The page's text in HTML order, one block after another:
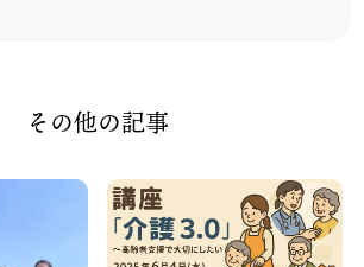
その他の記事